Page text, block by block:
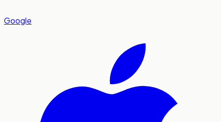
Google